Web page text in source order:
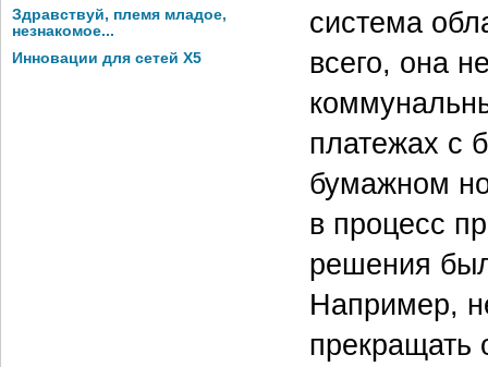
Здравствуй, племя младое,
незнакомое...
Инновации для сетей X5
система
всего, она
платежах с
бумажном
в процесс
решения
Например,
прекращать